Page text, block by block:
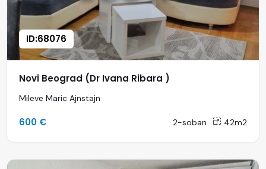
ID:68076
Novi Beograd (Dr Ivana Ribara )
Mileve Maric Ajnstajn
600 € 2-soban 42m2